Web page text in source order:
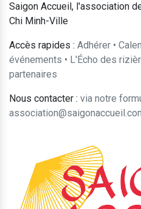
Saigon Accueil, l'association
Chi Minh-Ville
Accès rapides : Adhérer •
événements • L'Écho des
partenaires​​
Nous contacter : ​via notre